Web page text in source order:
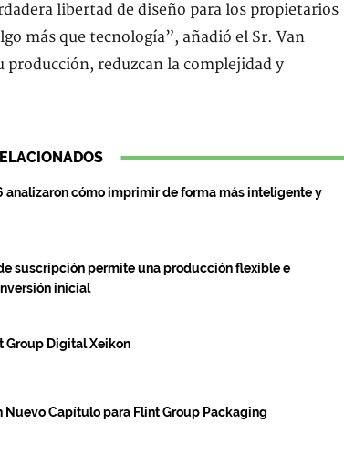
libertad de diseño para los propietarios
más que tecnología”, añadió el Sr. Van
reduzcan la complejidad y
analizaron cómo imprimir de forma más inteligente y
suscripción permite una producción flexible e
inicial
Group Digital Xeikon
Nuevo Capítulo para Flint Group Packaging